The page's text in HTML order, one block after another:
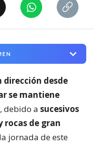
desde
se mantiene
, debido a sucesivos
rocas de gran
jornada de este